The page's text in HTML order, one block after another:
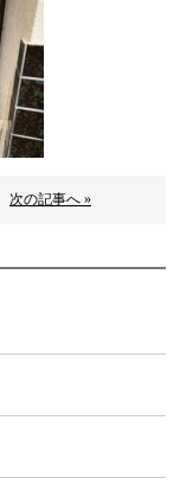
次の記事へ »